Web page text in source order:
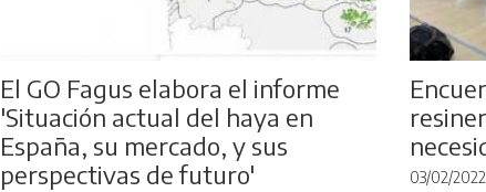
El GO Fagus elabora el informe
'Situación actual del haya en
España, su mercado, y sus
perspectivas de futuro'
03/02/